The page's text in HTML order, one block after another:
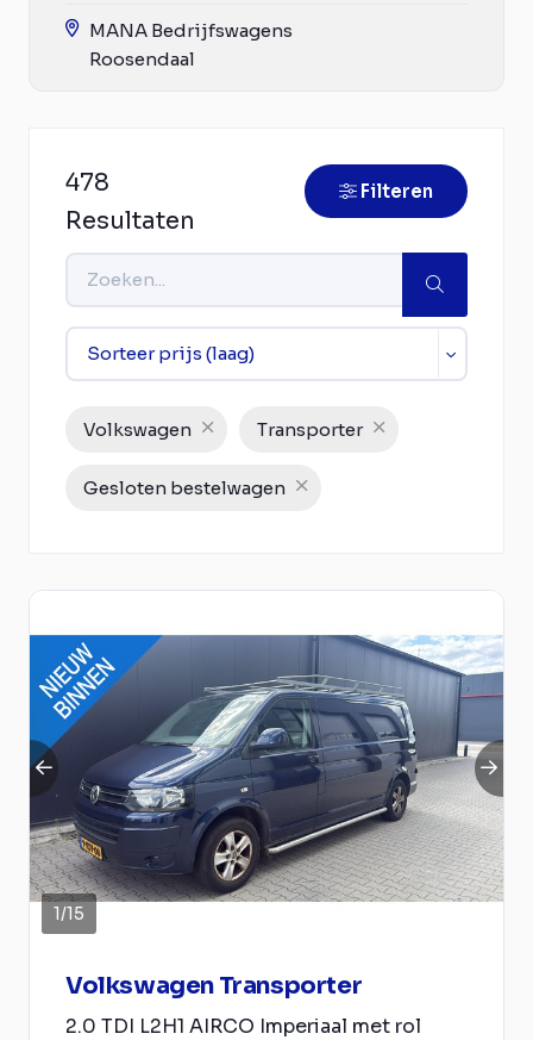
MANA Bedrijfswagens
Roosendaal
478
Resultaten
Filteren
Volkswagen Transporter
Gesloten bestelwagen
1/15
Volkswagen Transporter
2.0 TDI L2H1 AIRCO Imperiaal met rol